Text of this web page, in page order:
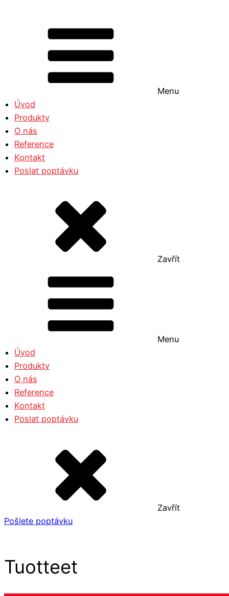
Menu
Úvod
Produkty
O nás
Reference
Kontakt
Poslat poptávku
Zavřít
Menu
Úvod
Produkty
O nás
Reference
Kontakt
Poslat poptávku
Zavřít
Pošlete poptávku
Tuotteet